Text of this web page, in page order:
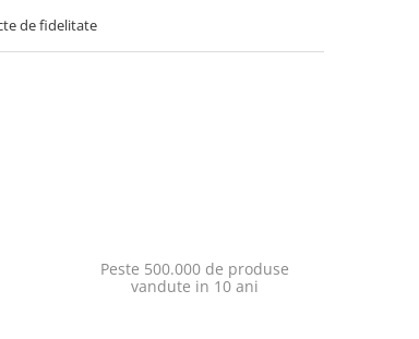
de fidelitate
Peste 500.000 de produse
vandute in 10 ani